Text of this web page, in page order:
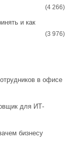
(4 266)
и как
(3 976)
в офисе
для ИТ-
бизнесу